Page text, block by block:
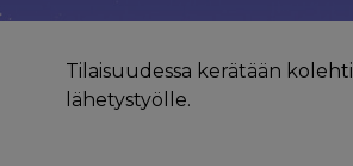
Tilaisuudessa kerätään kolehti
lähetystyölle.